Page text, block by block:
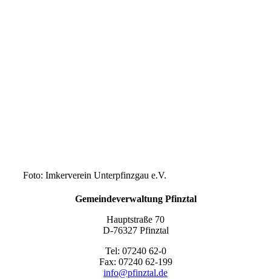
Foto: Imkerverein Unterpfinzgau e.V.
Gemeindeverwaltung Pfinztal
Hauptstraße 70
D-76327 Pfinztal
Tel: 07240 62-0
Fax: 07240 62-199
info@pfinztal.de